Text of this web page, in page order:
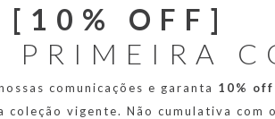
[10% OFF]
PRIMEIRA
comunicações e garanta 10%
coleção vigente. Não cumulativa com